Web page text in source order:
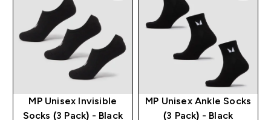
MP Unisex Invisible
Socks (3 Pack) - Black
MP Unisex Ankle Socks
(3 Pack) - Black